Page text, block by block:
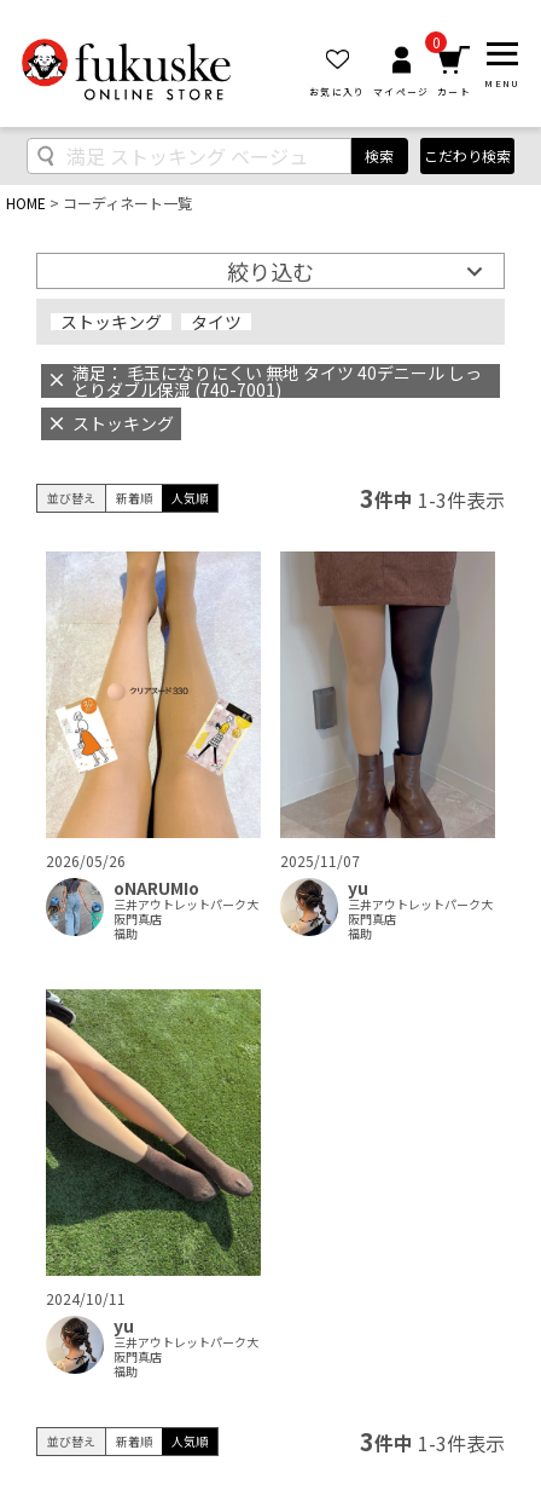
お気に入り マイページ
0
カート
MENU
検索 こだわり検索
HOME コーディネート一覧
絞り込む
ストッキング タイツ
満足： 毛玉になりにくい 無地 タイツ 40デニール しっ
とりダブル保湿 (740-7001)
ストッキング
並び替え 新着順 人気順 3件中 1-3件表示
2026/05/26
oNARUMIo
三井アウトレットパーク大
阪門真店
福助
2025/11/07
yu
三井アウトレットパーク大
阪門真店
福助
2024/10/11
yu
三井アウトレットパーク大
阪門真店
福助
並び替え 新着順 人気順 3件中 1-3件表示